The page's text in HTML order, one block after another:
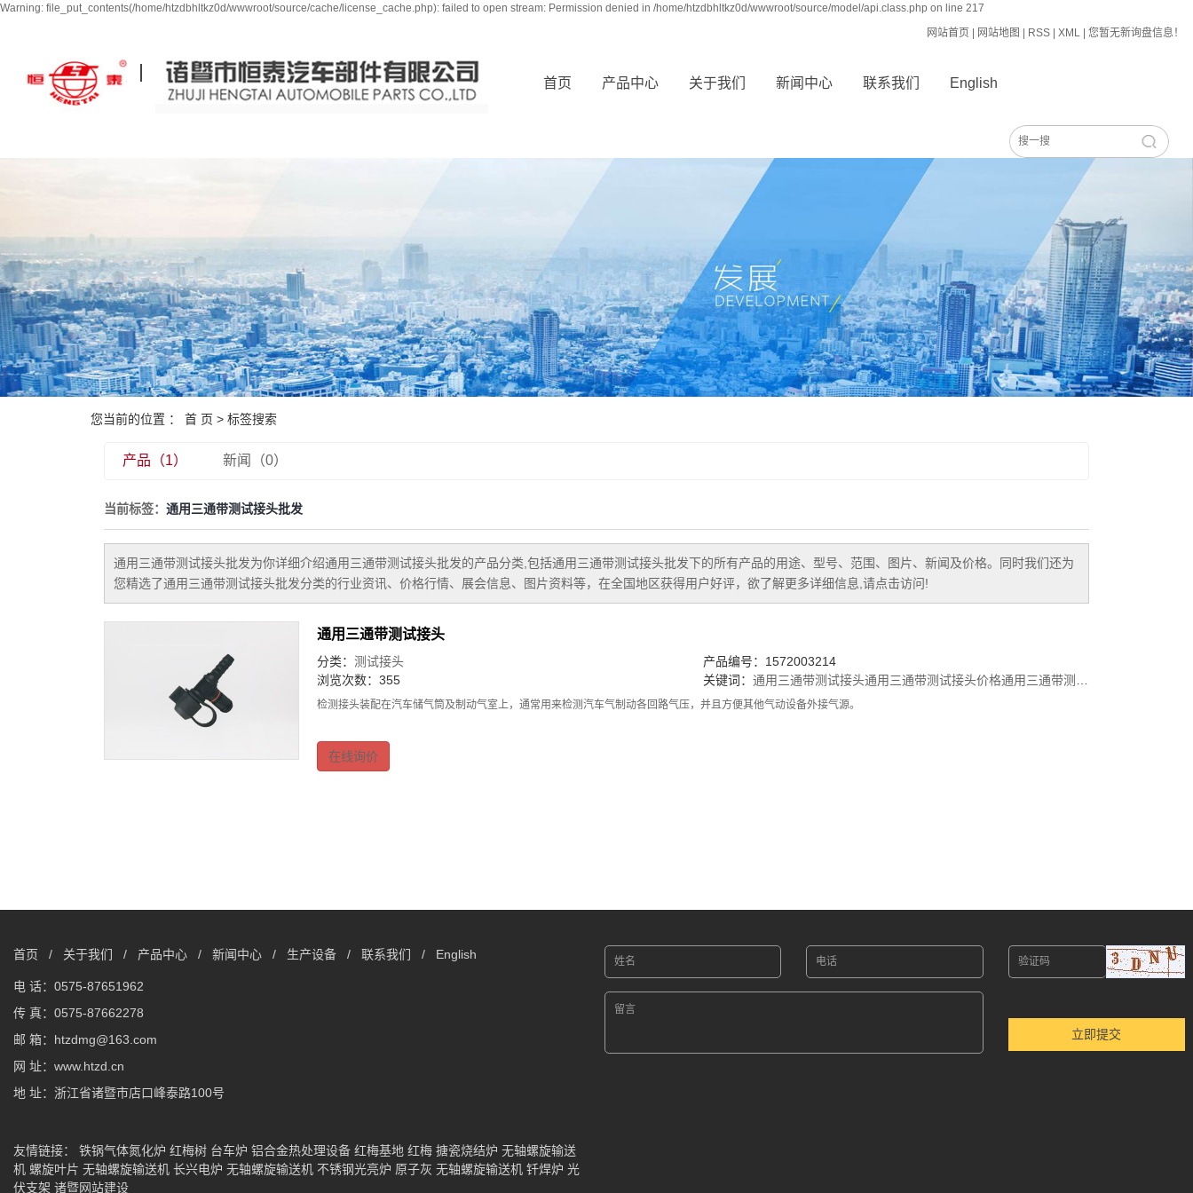
Warning: file_put_contents(/home/htzdbhltkz0d/wwwroot/source/cache/license_cache.php): failed to open stream: Permission denied in /home/htzdbhltkz0d/wwwroot/source/model/api.class.php on line 217
网站首页
网站地图 RSS XML 您暂无新询盘信息！
首页 产品中心 关于我们 新闻中心 联系我们 English
您当前的位置 ： 首 页 > 标签搜索
产品（1） 新闻（0）
当前标签： 通用三通带测试接头批发
通用三通带测试接头批发为你详细介绍通用三通带测试接头批发的产品分类,包括通用三通带测试接头批发下的所有产品的用途、型号、范围、图片、新闻及价格。同时我们还为
您精选了通用三通带测试接头批发分类的行业资讯、价格行情、展会信息、图片资料等，在全国地区获得用户好评，欲了解更多详细信息,请点击访问!
通用三通带测试接头
分类： 测试接头
产品编号：1572003214
浏览次数：355
关键词： 通用三通带测试接头通用三通带测试接头价格通用三通带测试接头批发
检测接头装配在汽车储气筒及制动气室上，通常用来检测汽车气制动各回路气压，并且方便其他气动设备外接气源。
在线询价
首页 / 关于我们 / 产品中心 / 新闻中心 / 生产设备 / 联系我们 / English
电 话：0575-87651962
传 真：0575-87662278
邮 箱：htzdmg@163.com
网 址：www.htzd.cn
地 址：浙江省诸暨市店口峰泰路100号
友情链接： 铁锅气体氮化炉 红梅树 台车炉 铝合金热处理设备 红梅基地 红梅 搪瓷烧结炉 无轴螺旋输送
机 螺旋叶片 无轴螺旋输送机 长兴电炉 无轴螺旋输送机 不锈钢光亮炉 原子灰 无轴螺旋输送机 钎焊炉 光
伏支架 诸暨网站建设